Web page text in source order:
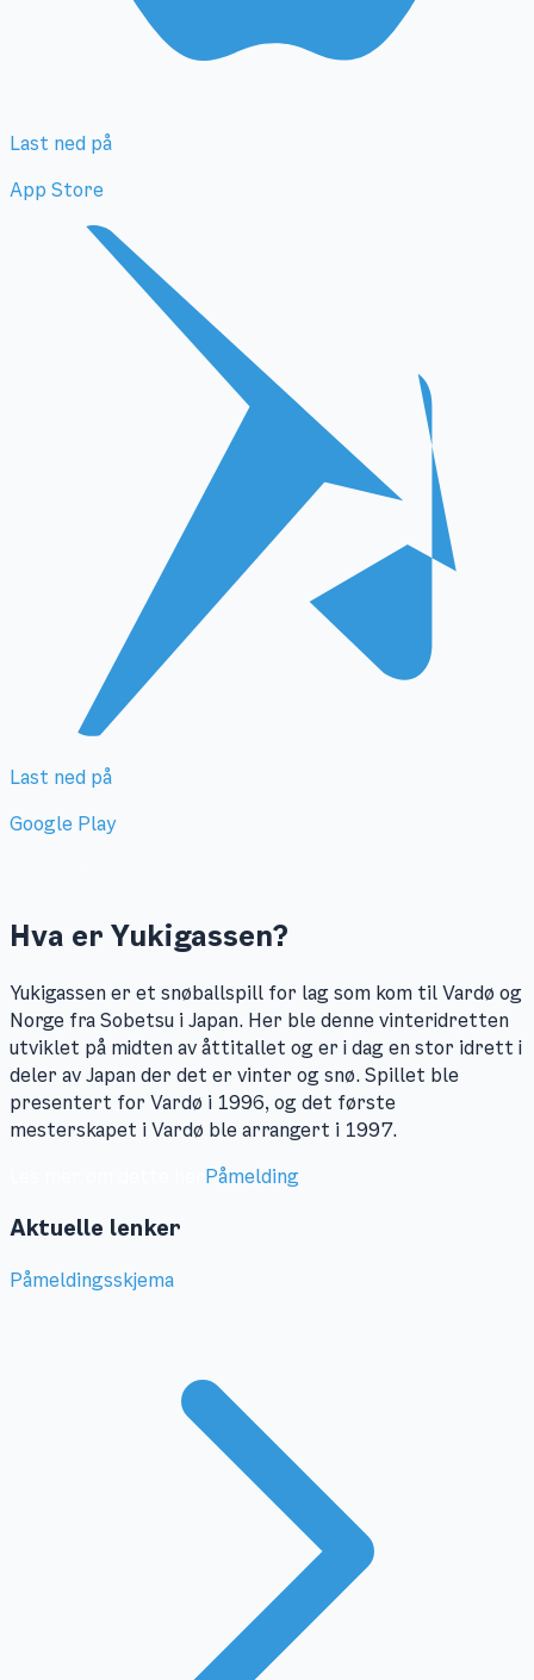
Last ned på
App Store
Last ned på
Google Play
Hva er Yukigassen?
Yukigassen er et snøballspill for lag som kom til Vardø og
Norge fra Sobetsu i Japan. Her ble denne vinteridretten
utviklet på midten av åttitallet og er i dag en stor idrett i
deler av Japan der det er vinter og snø. Spillet ble
presentert for Vardø i 1996, og det første
mesterskapet i Vardø ble arrangert i 1997.
Påmelding
Aktuelle lenker
Påmeldingsskjema